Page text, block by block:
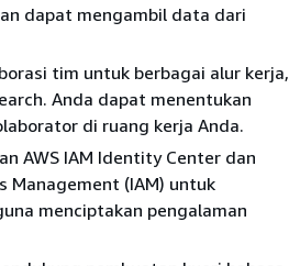
dapat mengambil data dari
tim untuk berbagai alur kerja,
Anda dapat menentukan
di ruang kerja Anda.
AWS IAM Identity Center dan
Management (IAM) untuk
menciptakan pengalaman